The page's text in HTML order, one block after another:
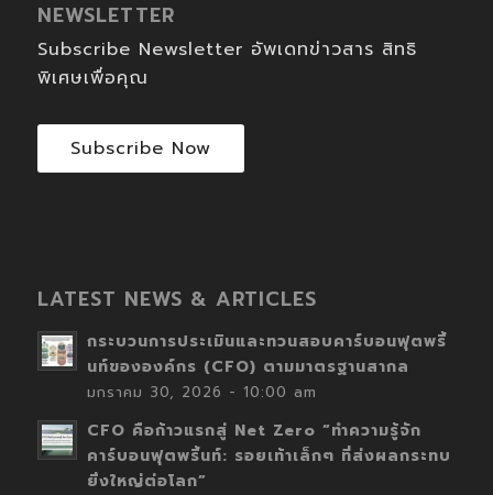
NEWSLETTER
Subscribe Newsletter อัพเดทข่าวสาร สิทธิ
พิเศษเพื่อคุณ
Subscribe Now
LATEST NEWS & ARTICLES
กระบวนการประเมินและทวนสอบคาร์บอนฟุตพริ้
นท์ขององค์กร (CFO) ตามมาตรฐานสากล
มกราคม 30, 2026 - 10:00 am
CFO คือก้าวแรกสู่ Net Zero “ทำความรู้จัก
คาร์บอนฟุตพริ้นท์: รอยเท้าเล็กๆ ที่ส่งผลกระทบ
ยิ่งใหญ่ต่อโลก”